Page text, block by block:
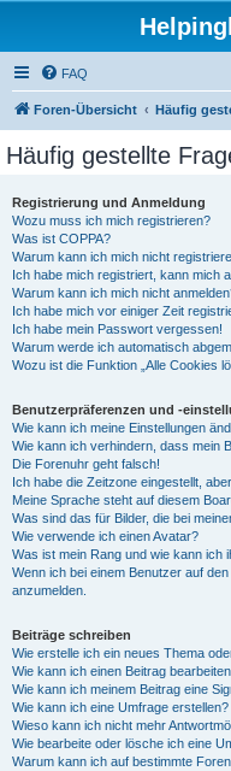
FAQ
Foren-Übersicht Häufig
Häufig gestellte
Registrierung und Anmeldung
Wozu muss ich mich registrieren?
Was ist COPPA?
Warum kann ich mich nicht
Ich habe mich registriert, kann mich
Warum kann ich mich nicht
Ich habe mich vor einiger Zeit
Ich habe mein Passwort vergessen!
Warum werde ich automatisch
Wozu ist die Funktion „Alle Cookies
Benutzerpräferenzen und -
Wie kann ich meine Einstellungen
Wie kann ich verhindern, dass mein
Die Forenuhr geht falsch!
Ich habe die Zeitzone eingestellt,
Meine Sprache steht auf diesem
Was sind das für Bilder, die bei
Wie verwende ich einen Avatar?
Was ist mein Rang und wie kann ich
Wenn ich bei einem Benutzer auf
anzumelden.
Beiträge schreiben
Wie erstelle ich ein neues Thema
Wie kann ich einen Beitrag
Wie kann ich meinem Beitrag eine
Wie kann ich eine Umfrage erstellen?
Wieso kann ich nicht mehr
Wie bearbeite oder lösche ich eine
Warum kann ich auf bestimmte